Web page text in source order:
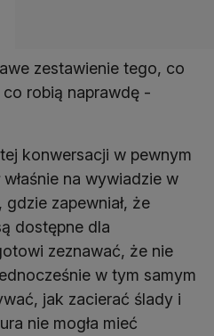
zestawienie tego, co
robią naprawdę -
konwersacji w pewnym
na wywiadzie w
zapewniał, że
dostępne dla
zeznawać, że nie
w tym samym
jak zacierać ślady i
nie mogła mieć